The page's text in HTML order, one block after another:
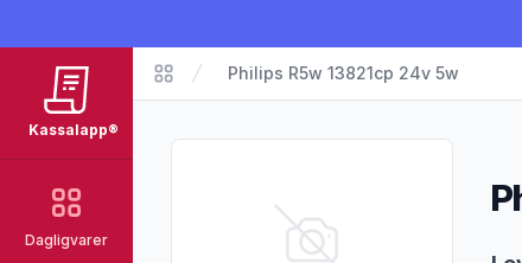
Kassalapp®
Dagligvarer
Matvarer
Philips R5w 13821cp 24v 5w